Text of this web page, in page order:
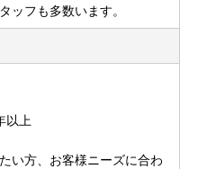
ッフも多数います。
以上
い方、お客様ニーズに合わ